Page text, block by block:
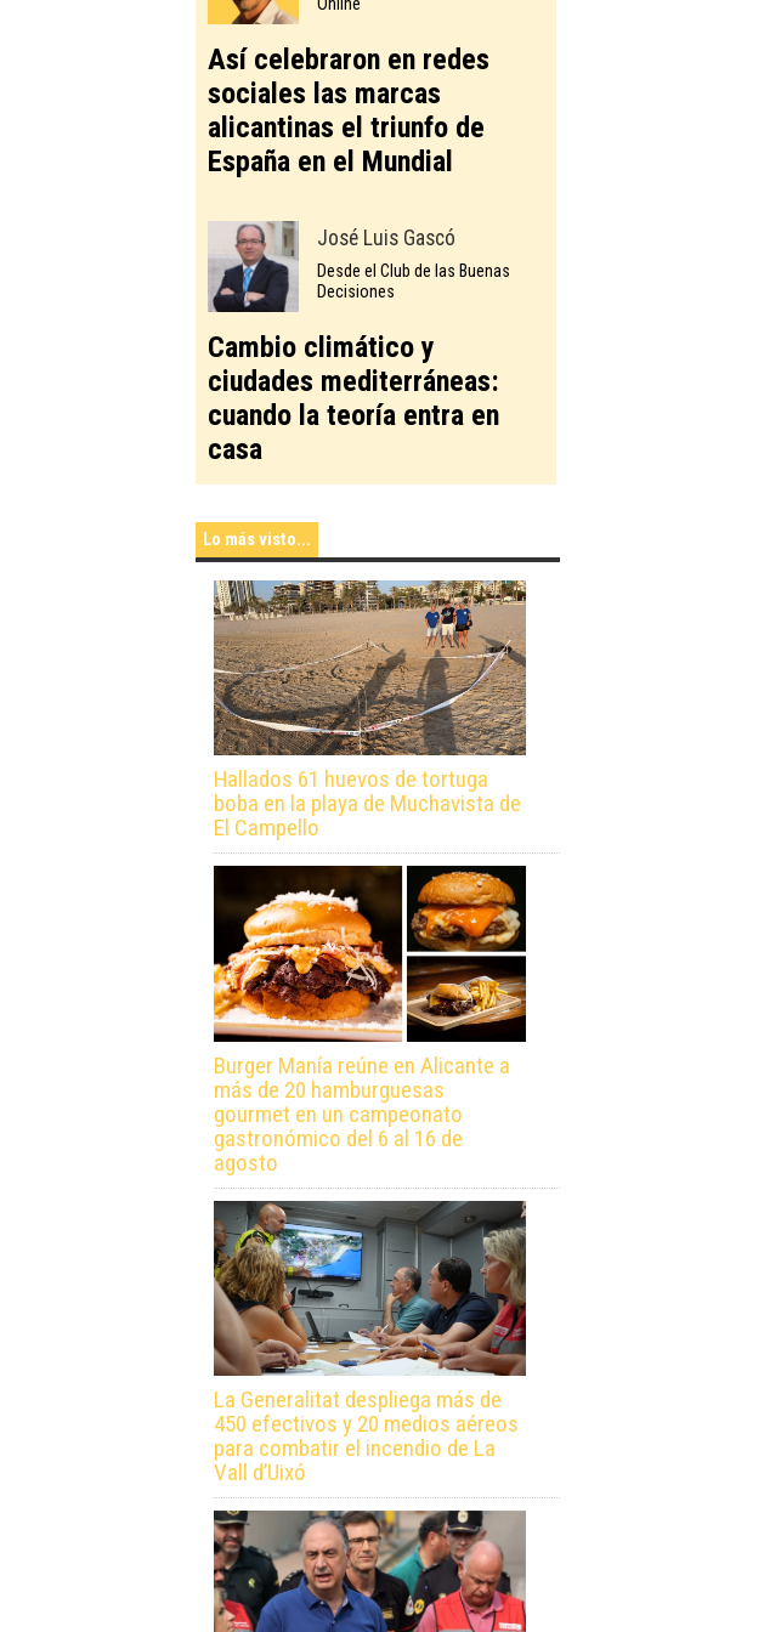
Online
Así celebraron en redes
sociales las marcas
alicantinas el triunfo de
España en el Mundial
José Luis Gascó
Desde el Club de las Buenas
Decisiones
Cambio climático y
ciudades mediterráneas:
cuando la teoría entra en
casa
Lo más visto...
Hallados 61 huevos de tortuga
boba en la playa de Muchavista de
El Campello
Burger Manía reúne en Alicante a
más de 20 hamburguesas
gourmet en un campeonato
gastronómico del 6 al 16 de
agosto
La Generalitat despliega más de
450 efectivos y 20 medios aéreos
para combatir el incendio de La
Vall d’Uixó